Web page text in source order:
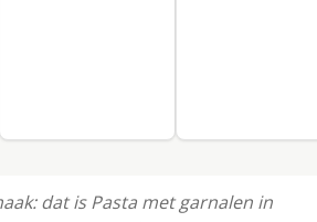
dat is Pasta met garnalen in